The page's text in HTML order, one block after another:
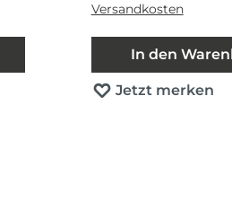
Versandkosten
In den
Jetzt merken